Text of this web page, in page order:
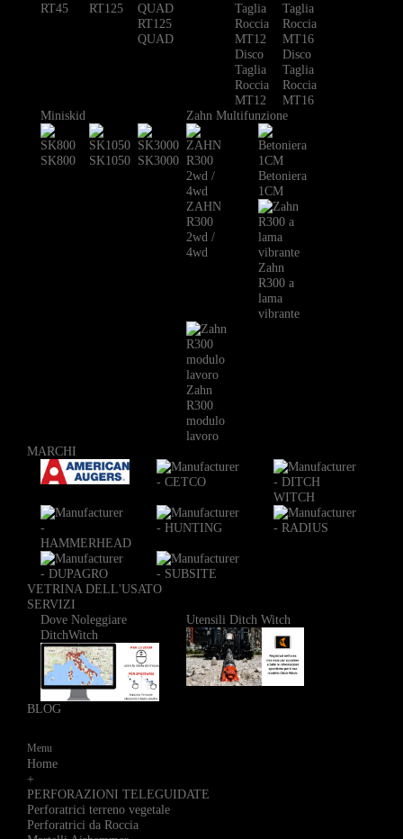
RT45 RT125
RT125
QUAD
Disco
Taglia
Roccia
MT12
Disco
Taglia
Roccia
MT16
Miniskid
SK800 SK1050 SK3000
Zahn Multifunzione
ZAHN
R300
2wd /
4wd
Betoniera
1CM
Zahn
R300 a
lama
vibrante
Zahn
R300
modulo
lavoro
MARCHI
VETRINA DELL'USATO
SERVIZI
Dove Noleggiare
DitchWitch
Utensili Ditch Witch
BLOG
Menu
Home
+
PERFORAZIONI TELEGUIDATE
Perforatrici terreno vegetale
Perforatrici da Roccia